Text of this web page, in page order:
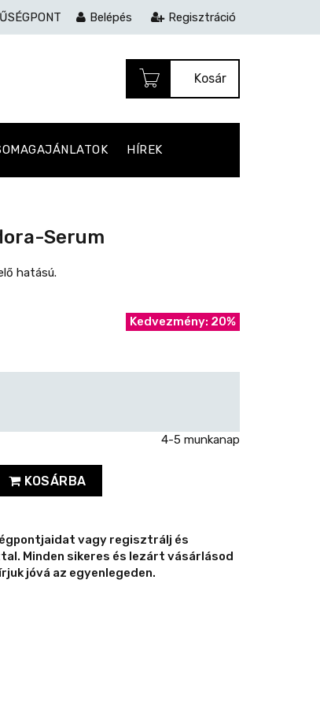
Belépés Regisztráció
Kosár
HÍREK
Serum
hatású.
Kedvezmény: 20%
4-5 munkanap
KOSÁRBA
vagy regisztrálj és
Minden sikeres és lezárt vásárlásod
jóvá az egyenlegeden.